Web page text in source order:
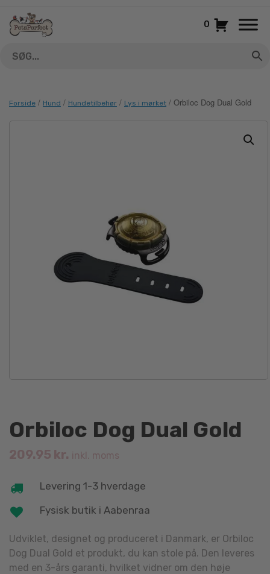
indhold
0
Forside / Hund / Hundetilbehør / Lys i mørket / Orbiloc Dog Dual Gold
Orbiloc Dog Dual Gold
209.95 kr. inkl. moms
Levering 1-3 hverdage
Fysisk butik i Aabenraa
Udviklet, designet og produceret i Danmark, er Orbiloc
Dog Dual Gold et produkt, du kan stole på. Den leveres
med en 3-års garanti, hvilket vidner om den høje